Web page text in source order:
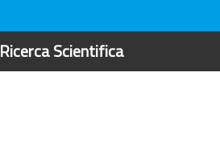
Ricerca Scientifica